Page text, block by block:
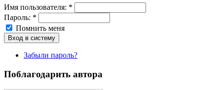
Имя пoльзовaтeля: *
Пароль: *
Помнить меня
Забыли пароль?
Поблагодарить автора